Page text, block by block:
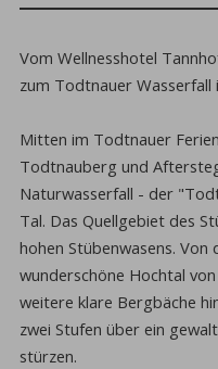
Vom Wellnesshotel
zum Todtnauer Wasserfall
Mitten im Todtnauer
Todtnauberg und
Naturwasserfall - der
Tal. Das Quellgebiet des
hohen Stübenwasens.
wunderschöne Hochtal
weitere klare Bergbäche
zwei Stufen über ein
stürzen.